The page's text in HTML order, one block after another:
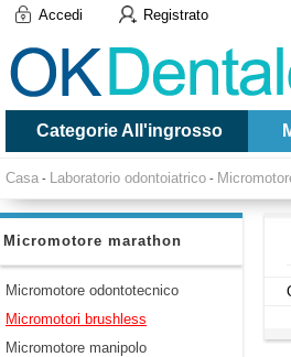
Accedi Registrato
Categorie All'ingrosso
Casa - Laboratorio odontoiatrico -
Micromotore marathon
Micromotore odontotecnico
Micromotori brushless
Micromotore manipolo